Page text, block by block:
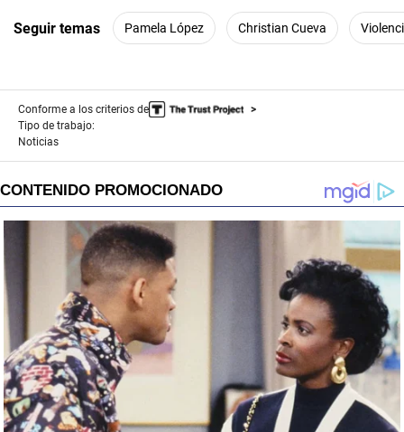
Seguir temas Pamela López Christian Cueva
Conforme a los criterios de
Tipo de trabajo:
Noticias